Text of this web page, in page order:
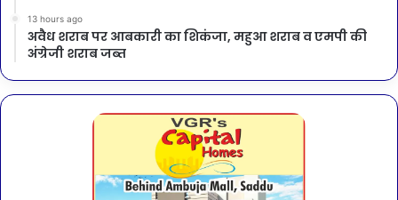
13 hours ago
अवैध शराब पर आबकारी का शिकंजा, महुआ शराब व एमपी की
अंग्रेजी शराब जब्त